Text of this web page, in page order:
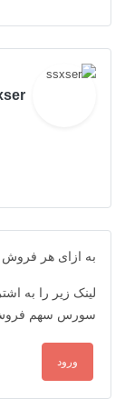
به ازای هر
لینک زیر را به
سورس سهم فروش
ورود